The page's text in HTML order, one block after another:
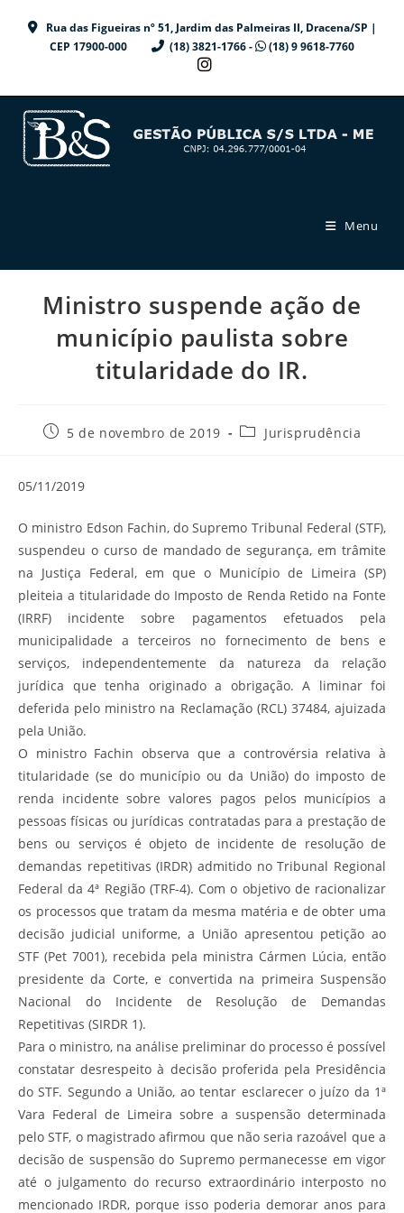
Rua das Figueiras nº 51, Jardim das Palmeiras II, Dracena/SP |
CEP 17900-000
(18) 3821-1766 - (18) 9 9618-7760
Menu
Ministro suspende ação de
município paulista sobre
titularidade do IR.
Post5 de novembro de 2019
Categoria
Jurisprudência
05/11/2019
O ministro Edson Fachin, do Supremo Tribunal Federal (STF),
suspendeu o curso de mandado de segurança, em trâmite
na Justiça Federal, em que o Município de Limeira (SP)
pleiteia a titularidade do Imposto de Renda Retido na Fonte
(IRRF) incidente sobre pagamentos efetuados pela
municipalidade a terceiros no fornecimento de bens e
serviços, independentemente da natureza da relação
jurídica que tenha originado a obrigação. A liminar foi
deferida pelo ministro na Reclamação (RCL) 37484, ajuizada
pela União.
O ministro Fachin observa que a controvérsia relativa à
titularidade (se do município ou da União) do imposto de
renda incidente sobre valores pagos pelos municípios a
pessoas físicas ou jurídicas contratadas para a prestação de
bens ou serviços é objeto de incidente de resolução de
demandas repetitivas (IRDR) admitido no Tribunal Regional
Federal da 4ª Região (TRF-4). Com o objetivo de racionalizar
os processos que tratam da mesma matéria e de obter uma
decisão judicial uniforme, a União apresentou petição ao
STF (Pet 7001), recebida pela ministra Cármen Lúcia, então
presidente da Corte, e convertida na primeira Suspensão
Nacional do Incidente de Resolução de Demandas
Repetitivas (SIRDR 1).
Para o ministro, na análise preliminar do processo é possível
constatar desrespeito à decisão proferida pela Presidência
do STF. Segundo a União, ao tentar esclarecer o juízo da 1ª
Vara Federal de Limeira sobre a suspensão determinada
pelo STF, o magistrado afirmou que não seria razoável que a
decisão de suspensão do Supremo permanecesse em vigor
até o julgamento do recurso extraordinário interposto no
mencionado IRDR, porque isso poderia demorar anos para